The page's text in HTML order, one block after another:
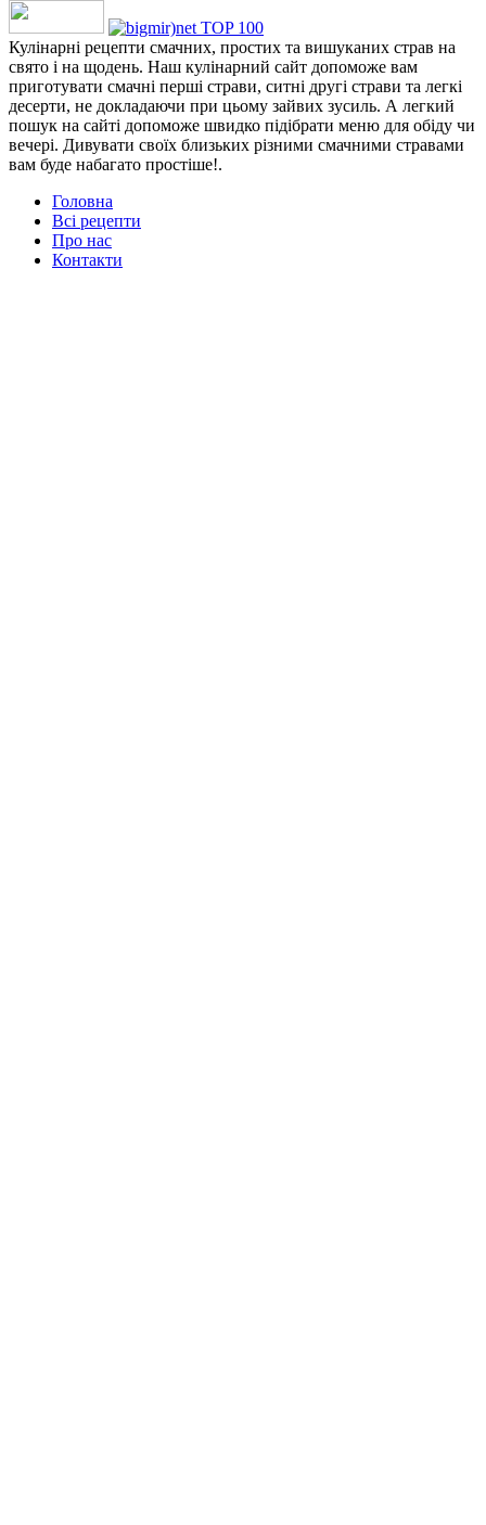
Кулінарні рецепти смачних, простих та вишуканих страв на
свято і на щодень. Наш кулінарний сайт допоможе вам
приготувати смачні перші страви, ситні другі страви та легкі
десерти, не докладаючи при цьому зайвих зусиль. А легкий
пошук на сайті допоможе швидко підібрати меню для обіду чи
вечері. Дивувати своїх близьких різними смачними стравами
вам буде набагато простіше!.
Головна
Всі рецепти
Про нас
Контакти